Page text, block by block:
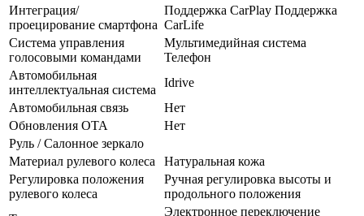
Интеграция/
проецирование смартфона
Поддержка CarPlay Поддержка
CarLife
Система управления
голосовыми командами
Мультимедийная система
Телефон
Автомобильная
интеллектуальная система
Idrive
Автомобильная связь
Нет
Обновления OTA
Нет
Руль / Салонное зеркало
Материал рулевого колеса
Натуральная кожа
Регулировка положения
рулевого колеса
Ручная регулировка высоты и
продольного положения
Электронное переключение